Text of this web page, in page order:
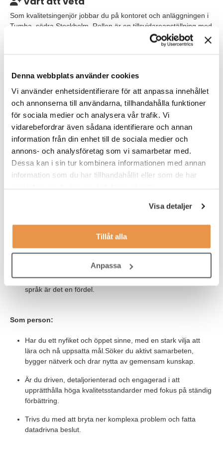
Denna webbplats använder cookies
Vi använder enhetsidentifierare för att anpassa innehållet
och annonserna till användarna, tillhandahålla funktioner
för sociala medier och analysera vår trafik. Vi
vidarebefordrar även sådana identifierare och annan
information från din enhet till de sociala medier och
annons- och analysföretag som vi samarbetar med.
Dessa kan i sin tur kombinera informationen med annan
information som du har tillhandahållit eller som de har
Visa detaljer
Tillåt alla
Anpassa
Som kvalitetsingenjör jobbar du på kontoret och anläggningen i
Tumba, södra Stockholm. Rollen är en tillsvidareanställning med
40 h arbetsvecka med start enligt överenskommelse. Rollen
tillåter hybridarbete och det förekommer visst resande till andra
Du rapporterar till Quality Assurance Manager.
Våra förväntningar
För att lyckas och trivas i rollen behöver du ha:
Universitetsexamen, Master of Science, eller annan
likvärdig utbildning, med inriktning på mekanik eller
elektronik.
5 – 10 års tidigare erfarenhet från kvalitets- eller tekniska
Flytande engelska i tal och skrift (engelska som
skrift då du kommer ha många olika kontaktytor både
internt och externt. Kan du även polska eller något tredje
språk är det en fördel.
Som person:
Har du ett nyfiket och öppet sinne, med en stark vilja att
lära och nå uppsatta mål.Söker du aktivt samarbeten,
bygger nätverk och drar nytta av gemensam kunskap.
Är du driven, detaljorienterad och engagerad i att
upprätthålla höga kvalitetsstandarder med fokus på ständig
förbättring.
Trivs du med att bryta ner komplexa problem och fatta
datadrivna beslut.